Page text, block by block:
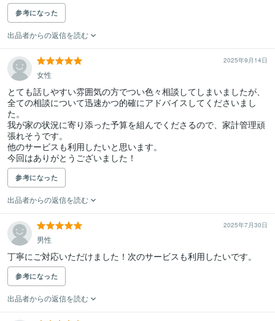
参考になった
出品者からの返信を読む
2025年9月14日
女性
とても話しやすい雰囲気の方でつい色々相談してしまいましたが、
全ての相談について迅速かつ的確にアドバイスしてくださいまし
た。
我が家の状況に寄り添った予算を組んでくださるので、家計管理頑
張れそうです。
他のサービスも利用したいと思います。
今回はありがとうございました！
参考になった
出品者からの返信を読む
2025年7月30日
男性
丁寧にご対応いただけました！次のサービスも利用したいです。
参考になった
出品者からの返信を読む